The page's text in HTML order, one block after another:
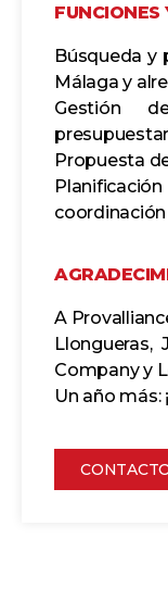
FUNCIONES
Búsqueda y
Málaga y
Gestión
Propuesta
A
Llongueras,
Company y
Un año más: